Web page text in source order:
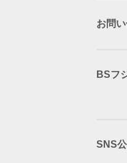
お問
BSフ
SNS